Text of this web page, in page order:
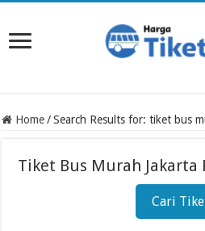
Home / Search Results for: tiket bus
Tiket Bus Murah Jakarta
Cari